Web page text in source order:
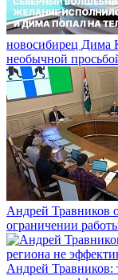
новосибирец Дима
необычной
Андрей Травников
ограничении
Андрей Травников: